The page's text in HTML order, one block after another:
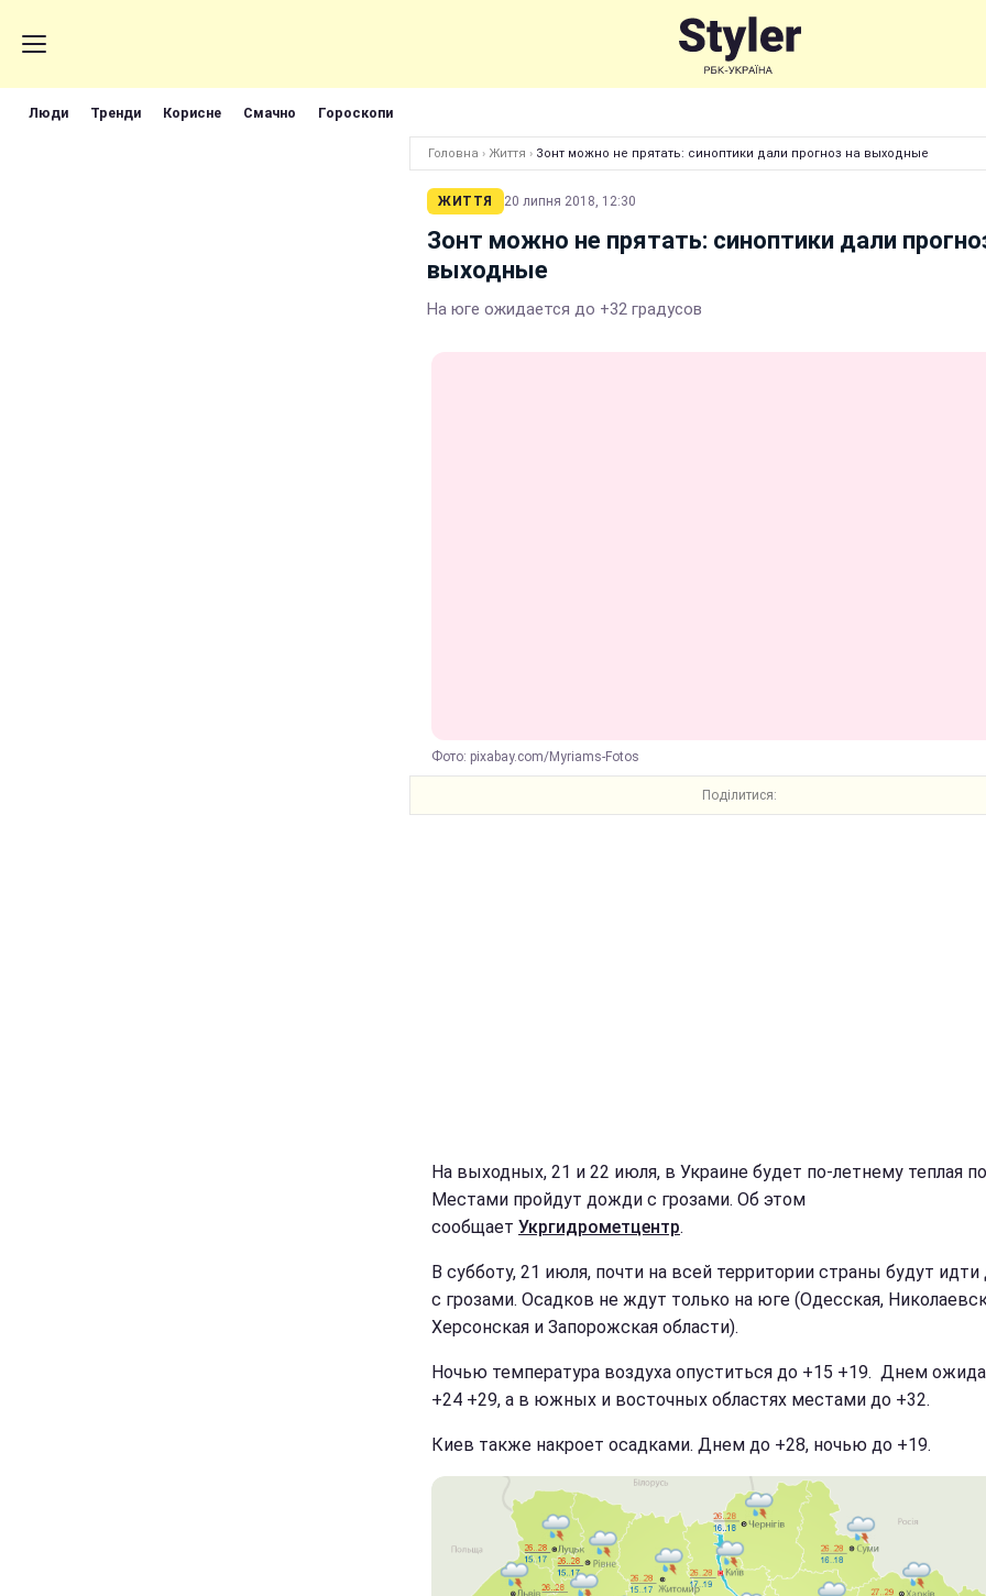
Люди Тренди Корисне Смачно Гороскопи
Головна › Життя › Зонт можно не прятать: синоптики дали прогноз на выходные
ЖИТТЯ 20 липня 2018, 12:30
Зонт можно не прятать: синоптики дали
выходные
На юге ожидается до +32 градусов
Фото: pixabay.com/Myriams-Fotos
Поділитися:
На выходных, 21 и 22 июля, в Украине будет по-летнему теплая
Местами пройдут дожди с грозами. Об этом
сообщает Укргидрометцентр.
В субботу, 21 июля, почти на всей территории страны будут
с грозами. Осадков не ждут только на юге (Одесская,
Херсонская и Запорожская области).
Ночью температура воздуха опуститься до +15 +19. Днем
+24 +29, а в южных и восточных областях местами до +32.
Киев также накроет осадками. Днем до +28, ночью до +19.